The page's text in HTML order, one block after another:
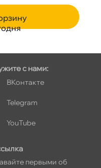
с нами:
Контакте
Telegram
YouTube
первыми о